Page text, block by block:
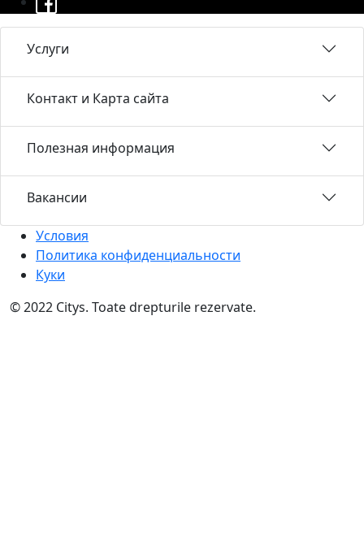
Услуги
Контакт и Карта сайта
Полезная информация
Вакансии
Условия
Политика конфиденциальности
Куки
© 2022 Citys. Toate drepturile rezervate.